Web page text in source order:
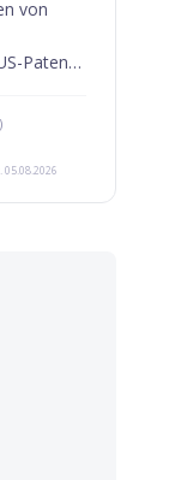
von
Patente
05.08.2026